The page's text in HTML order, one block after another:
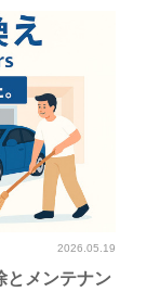
2026.05.19
とメンテナン